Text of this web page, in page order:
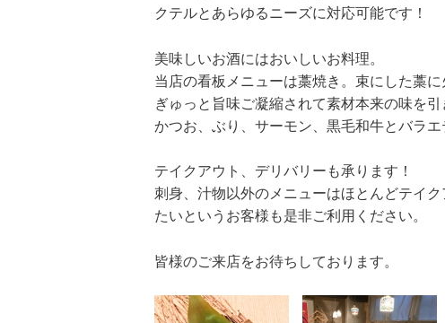
クテルとあらゆるニーズに対応可能です！
美味しいお酒にはおいしいお料理。
当店の看板メニューは藁焼き。束にした藁
ぎゅっと旨味ご凝縮されて素材本来の味を引
かつお、ぶり、サーモン、黒毛和牛とバラエ
テイクアウト、デリバリーも承ります！
刺身、汁物以外のメニューはほとんどテイ
たいというお客様も是非ご利用ください。
皆様のご来店をお待ちしております。